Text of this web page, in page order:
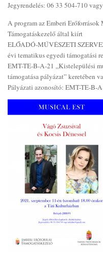
Jegyrendelés: 06 33 504-710
A program az Emberi
Támogatáskezelő által kiírt
ELŐADÓ-MŰVÉSZETI
évi tematikus egyedi támogatási
EMT-TE-B-A-21 „Kistelepülési
támogatása pályázat” keretében
Pályázati azonosító: EMT-TE-B-